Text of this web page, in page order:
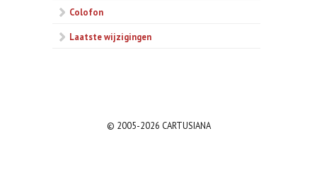
Colofon
Laatste wijzigingen
© 2005-2026 CARTUSIANA